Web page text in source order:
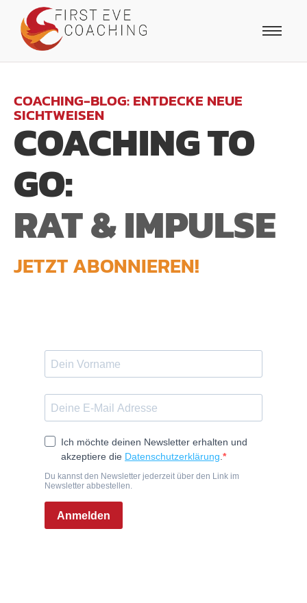
COACHING-BLOG: ENTDECKE NEUE
SICHTWEISEN
COACHING TO
GO:
RAT & IMPULSE
JETZT ABONNIEREN!